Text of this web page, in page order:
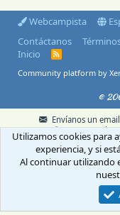
Webcampista
Contáctanos
Inicio
R
S
Community platform by
©
Envíanos un email
Aviso Legal
Política de
Utilizamos cookies para
experiencia, y si
Al continuar utilizando